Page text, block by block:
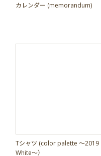
カレンダー (memorandum)
Tシャツ (color palette ～2019
White～）